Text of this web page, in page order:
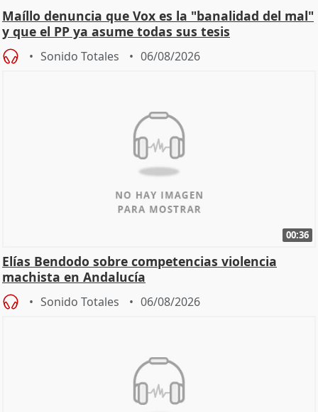
Maíllo denuncia que Vox es la "banalidad del mal"
y que el PP ya asume todas sus tesis
Sonido Totales 06/08/2026
00:36
Elías Bendodo sobre competencias violencia
machista en Andalucía
Sonido Totales 06/08/2026